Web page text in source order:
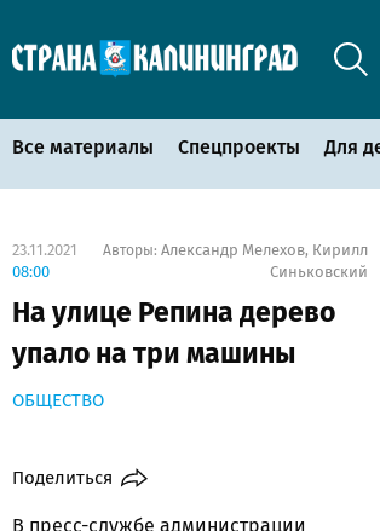
Все материалы Спецпроекты Для
23.11.2021
08:00
Авторы: Александр Мелехов, Кирилл
Синьковский
На улице Репина дерево
упало на три машины
ОБЩЕСТВО
Поделиться
В пресс-службе администрации